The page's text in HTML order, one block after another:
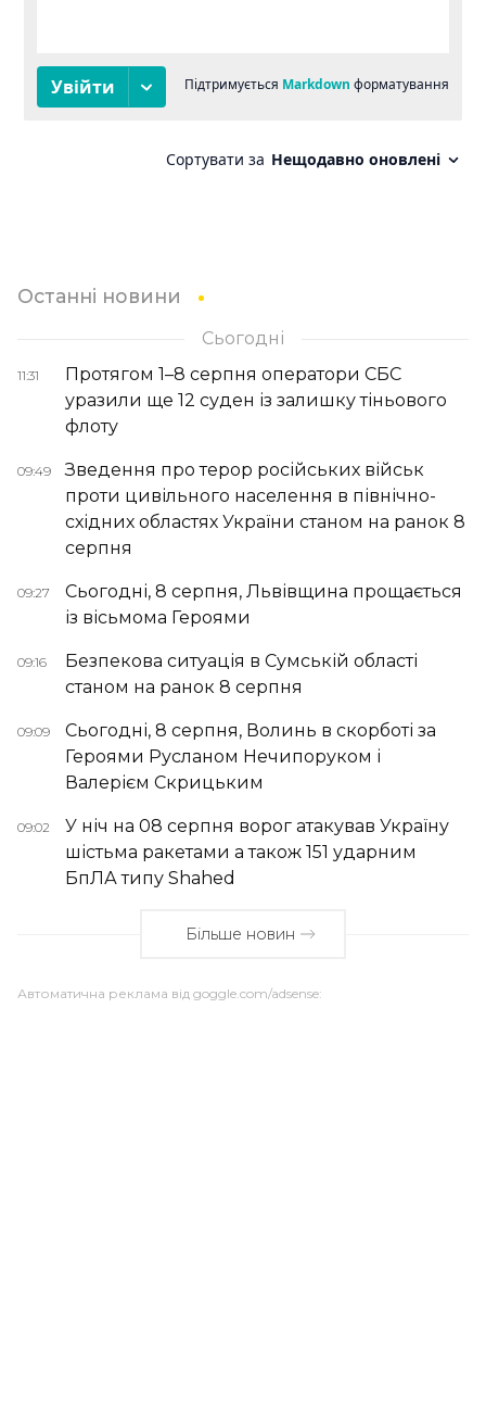
Останні новини
Сьогодні
11:31
Протягом 1–8 серпня оператори СБС
уразили ще 12 суден із залишку тіньового
флоту
09:49
Зведення про терор російських військ
проти цивільного населення в північно-
східних областях України станом на ранок 8
серпня
09:27
Сьогодні, 8 серпня, Львівщина прощається
із вісьмома Героями
09:16
Безпекова ситуація в Сумській області
станом на ранок 8 серпня
09:09
Сьогодні, 8 серпня, Волинь в скорботі за
Героями Русланом Нечипоруком і
Валерієм Скрицьким
09:02
У ніч на 08 серпня ворог атакував Україну
шістьма ракетами а також 151 ударним
БпЛА типу Shahed
Більше новин
Автоматична реклама від goggle.com/adsense: